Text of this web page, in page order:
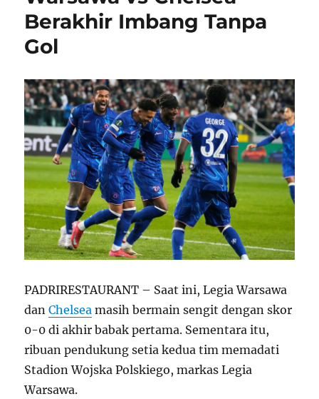
Berakhir Imbang Tanpa
Gol
PADRIRESTAURANT – Saat ini, Legia Warsawa
danChelsea masih bermain sengit dengan skor
0-0 di akhir babak pertama. Sementara itu,
ribuan pendukung setia kedua tim memadati
Stadion Wojska Polskiego, markas Legia
Warsawa.